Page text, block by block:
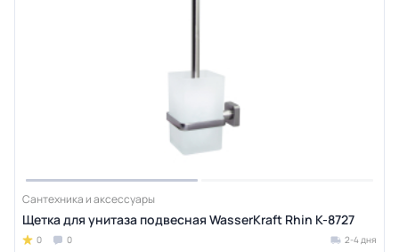
Сантехника и аксессуары
Щетка для унитаза подвесная WasserKraft Rhin K-8727
0 0 2-4 дня